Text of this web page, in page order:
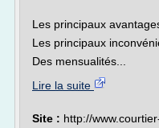
Les principaux
Les principaux
Des mensualités...
Lire la suite
Site : http://